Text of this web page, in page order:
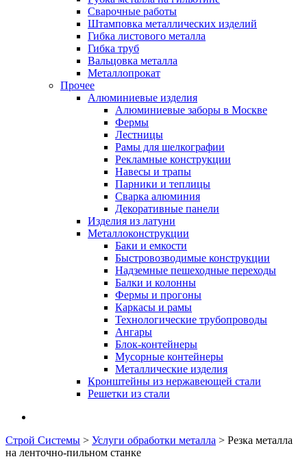
Сварочные работы
Штамповка металлических изделий
Гибка листового металла
Гибка труб
Вальцовка металла
Металлопрокат
Прочее
Алюминиевые изделия
Алюминиевые заборы в Москве
Фермы
Лестницы
Рамы для шелкографии
Рекламные конструкции
Навесы и трапы
Парники и теплицы
Сварка алюминия
Декоративные панели
Изделия из латуни
Металлоконструкции
Баки и емкости
Быстровозводимые конструкции
Надземные пешеходные переходы
Балки и колонны
Фермы и прогоны
Каркасы и рамы
Технологические трубопроводы
Ангары
Блок-контейнеры
Мусорные контейнеры
Металлические изделия
Кронштейны из нержавеющей стали
Решетки из стали
Строй Системы > Услуги обработки металла > Резка металла
на ленточно-пильном станке